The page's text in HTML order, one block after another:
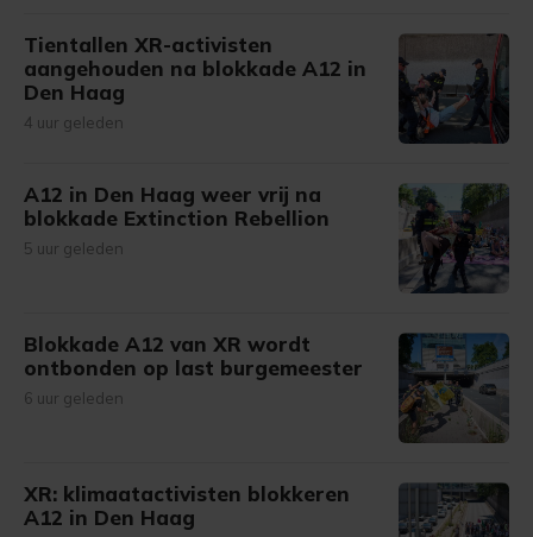
Tientallen XR-activisten
aangehouden na blokkade A12 in
Den Haag
4 uur geleden
A12 in Den Haag weer vrij na
blokkade Extinction Rebellion
5 uur geleden
Blokkade A12 van XR wordt
ontbonden op last burgemeester
6 uur geleden
XR: klimaatactivisten blokkeren
A12 in Den Haag